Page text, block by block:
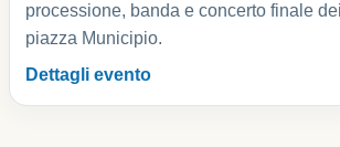
processione, banda e concerto finale
piazza Municipio.
Dettagli evento